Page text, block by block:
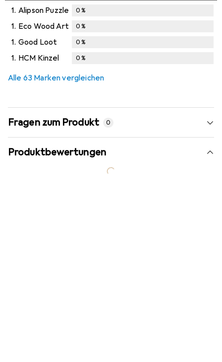
1. Alipson Puzzle 0%
1. Eco Wood Art 0%
1. Good Loot 0%
1. HCM Kinzel 0%
Alle 63 Marken vergleichen
Fragen zum Produkt 0
Produktbewertungen